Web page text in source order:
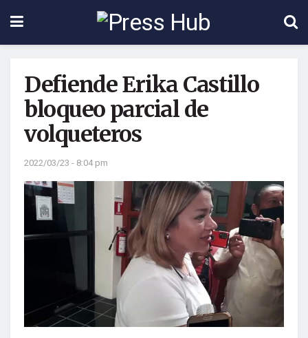
Defiende Erika Castillo
bloqueo parcial de
volqueteros
2022/03/23 - 8:04 pm